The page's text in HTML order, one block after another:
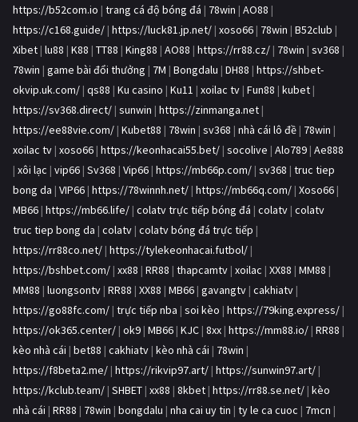
https://b52com.io | trang cá độ bóng đá | 78win | AO88 |
https://c168.guide/ | https://luck81.jp.net/ | xoso66 | 78win | B52club |
Xibet | lu88 | K88 | TT88 | King88 | AO88 | https://rr88.cz/ | 78win | sv368 |
78win | game bài đổi thưởng | 7M | Bongdalu | DH88 | https://shbet-
okvip.uk.com/ | qs88 | Ku casino | Ku11 | xoilac tv | Fun88 | kubet |
https://sv368.direct/ | sunwin | https://zinmanga.net |
https://ee88vie.com/ | Kubet88 | 78win | sv368 | nhà cái lô đề | 78win |
xoilac tv | xoso66 | https://keonhacai55.bet/ | socolive | Alo789 | Ae888
| xôi lạc | vip66 | Sv368 | Vip66 | https://mb66p.com/ | sv368 | truc tiep
bong da | VIP66 | https://78winnh.net/ | https://mb66q.com/ | Xoso66 |
MB66 | https://mb66.life/ | colatv trực tiếp bóng đá | colatv | colatv
truc tiep bong da | colatv | colatv bóng đá trực tiếp |
https://rr88co.net/ | https://tylekeonhacai.futbol/ |
https://bshbet.com/ | xx88 | RR88 | thapcamtv | xoilac | XX88 | MM88 |
MM88 | luongsontv | RR88 | XX88 | MB66 | gavangtv | cakhiatv |
https://go88fc.com/ | trực tiếp nba | soi kèo | https://79king.express/ |
https://ok365.center/ | ok9 | MB66 | KJC | 8xx | https://mm88.io/ | RR88 |
kèo nhà cái | bet88 | cakhiatv | kèo nhà cái | 78win |
https://f8beta2.me/ | https://rikvip97.art/ | https://sunwin97.art/ |
https://kclub.team/ | SHBET | xx88 | 8kbet | https://rr88.se.net/ | kèo
nhà cái | RR88 | 78win | bongdalu | nha cai uy tin | ty le ca cuoc | 7mcn |